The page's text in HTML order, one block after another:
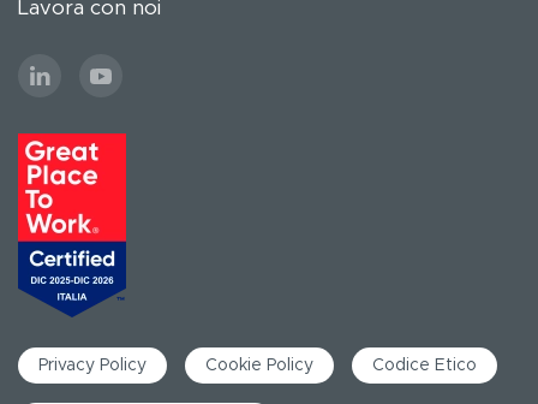
Lavora con noi
Privacy Policy Cookie Policy Codice Etico